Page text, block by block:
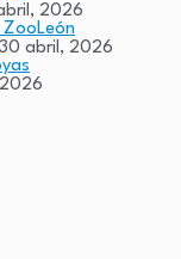
2026
30 abril, 2026